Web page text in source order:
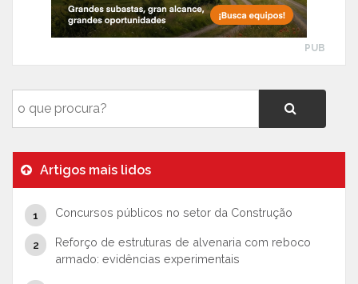
PUB
Artigos mais lidos
Concursos públicos no setor da Construção
Reforço de estruturas de alvenaria com reboco
armado: evidências experimentais